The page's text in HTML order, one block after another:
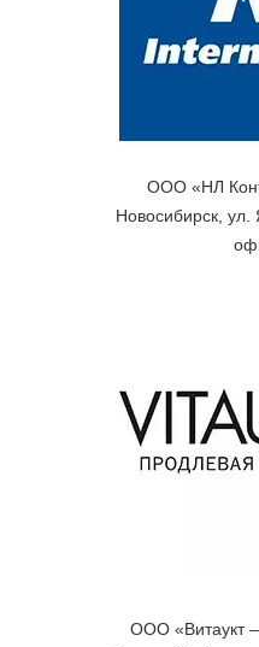
ООО «НЛ
Новосибирск, ул.
ООО «Витаукт